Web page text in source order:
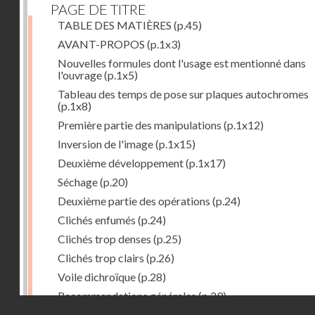
PAGE DE TITRE
TABLE DES MATIÈRES (p.45)
AVANT-PROPOS (p.1x3)
Nouvelles formules dont l'usage est mentionné dans
l'ouvrage(p.1x5)
Tableau des temps de pose sur plaques autochromes
(p.1x8)
Première partie des manipulations (p.1x12)
Inversion de l'image(p.1x15)
Deuxième développement(p.1x17)
Séchage(p.20)
Deuxième partie des opérations (p.24)
Clichés enfumés (p.24)
Clichés trop denses (p.25)
Clichés trop clairs (p.26)
Voile dichroïque(p.28)
Recommandations générales(p.29)